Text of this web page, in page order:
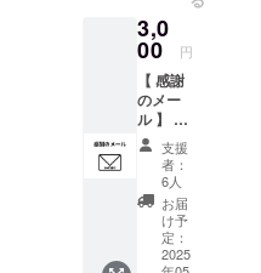
ていま
す。
そこ
で、ハ
ウス製
作費と
してリ
ターン
に追加
させて
いただ
きま
す。 提
用の
ネーム
プレー
トに、
お名前
or ニッ
クネー
ムを記
載し古
民家壁
面に掲
示 ・掲
載サイ
術など
いかが
でしょ
うか。
有効期
限：
2025年
4月から
2026年
3月末ま
し時
間： 6
3,0
00 円
【 感謝
のメー
ル 】 プ
ロジェ
クト責
任者の
きよま
つえい
こか
ら、ご
支援
者：
6人
お届
け予
定：
2025